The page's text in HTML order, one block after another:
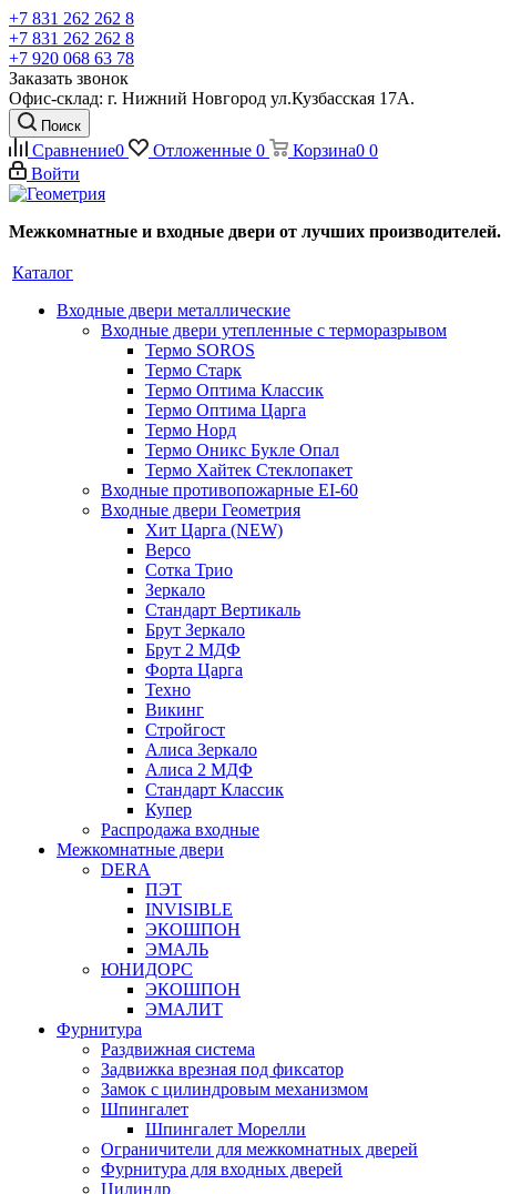
+7 831 262 262 8
+7 831 262 262 8
+7 920 068 63 78
Заказать звонок
Офис-склад: г. Нижний Новгород ул.Кузбасская 17А.
Поиск
Сравнение0 Отложенные 0 Корзина0 0
Войти
Межкомнатные и входные двери от лучших производителей.
Каталог
Входные двери металлические
Входные двери утепленные с терморазрывом
Термо SOROS
Термо Старк
Термо Оптима Классик
Термо Оптима Царга
Термо Норд
Термо Оникс Букле Опал
Термо Хайтек Стеклопакет
Входные противопожарные EI-60
Входные двери Геометрия
Хит Царга (NEW)
Версо
Сотка Трио
Зеркало
Стандарт Вертикаль
Брут Зеркало
Брут 2 МДФ
Форта Царга
Техно
Викинг
Стройгост
Алиса Зеркало
Алиса 2 МДФ
Стандарт Классик
Купер
Распродажа входные
Межкомнатные двери
DERA
ПЭТ
INVISIBLE
ЭКОШПОН
ЭМАЛЬ
ЮНИДОРС
ЭКОШПОН
ЭМАЛИТ
Фурнитура
Раздвижная система
Задвижка врезная под фиксатор
Замок с цилиндровым механизмом
Шпингалет
Шпингалет Морелли
Ограничители для межкомнатных дверей
Фурнитура для входных дверей
Цилиндр